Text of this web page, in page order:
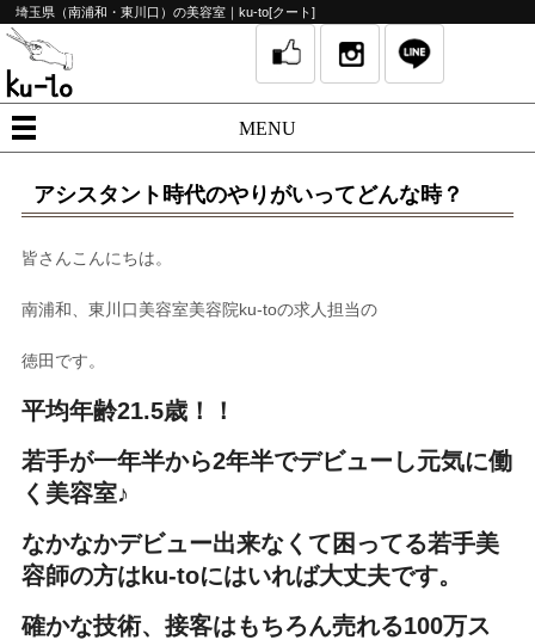
埼玉県（南浦和・東川口）の美容室｜ku-to[クート]
MENU
アシスタント時代のやりがいってどんな時？
皆さんこんにちは。
南浦和、東川口美容室美容院ku-toの求人担当の
徳田です。
平均年齢21.5歳！！
若手が一年半から2年半でデビューし元気に働
く美容室♪
なかなかデビュー出来なくて困ってる若手美
容師の方はku-toにはいれば大丈夫です。
確かな技術、接客はもちろん売れる100万ス